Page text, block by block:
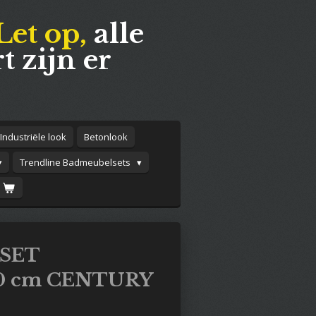
op, alle
zijn er
Industriële look
Betonlook
Trendline Badmeubelsets
cm CENTURY